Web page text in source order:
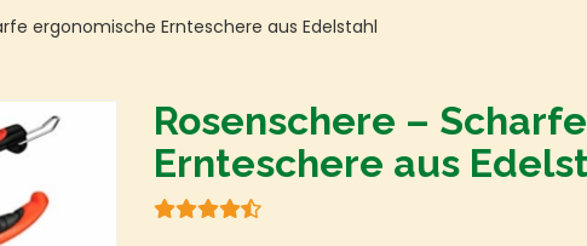
ergonomische Ernteschere aus Edelstahl
Rosenschere –
Ernteschere aus